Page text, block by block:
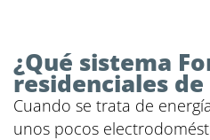
¿Qué sistema
residenciales
Cuando se trata de
unos pocos